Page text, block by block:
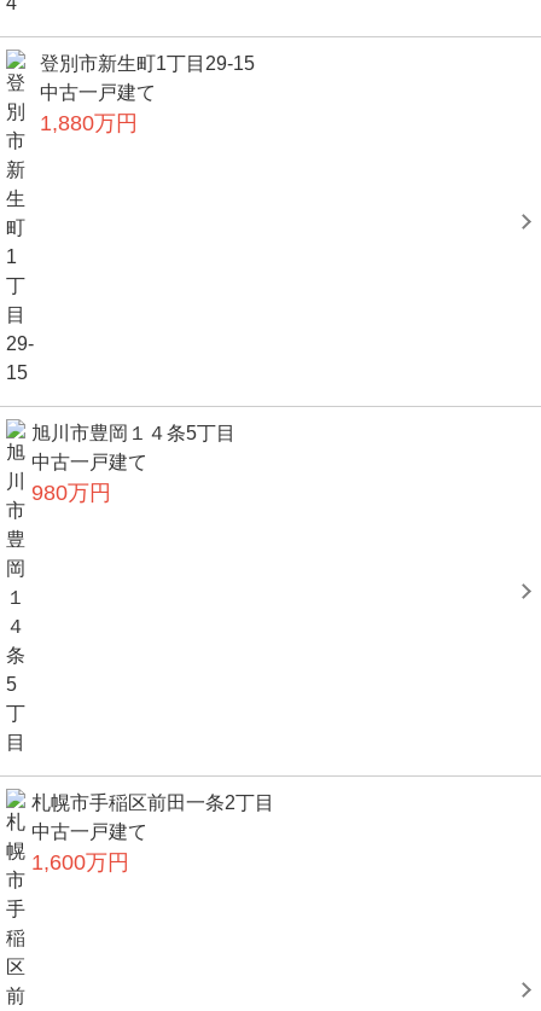
登別市新生町1丁目29-15
中古一戸建て
1,880万円
旭川市豊岡１４条5丁目
中古一戸建て
980万円
札幌市手稲区前田一条2丁目
中古一戸建て
1,600万円